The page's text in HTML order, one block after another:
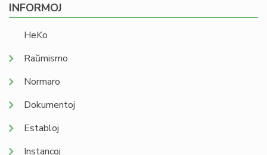
INFORMOJ
HeKo
Raŭmismo
Normaro
Dokumentoj
Establoj
Instancoj